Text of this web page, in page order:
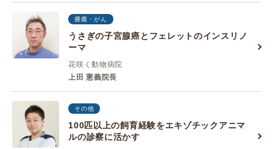
腫瘍・がん
うさぎの子宮腺癌とフェレットのインスリノ
ーマ
花咲く動物病院
上田 憲義院長
その他
100匹以上の飼育経験をエキゾチックアニマ
ルの診察に活かす